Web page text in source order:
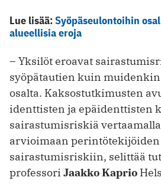
Lue lisää:Syöpäseulontoihin
alueellisia eroja
– Yksilöt eroavat
syöpätautien kuin
osalta. Kaksostutkimusten
identtisten ja epäidenttisten
sairastumisriskiä
arvioimaan perintötekijöiden
sairastumisriskiin, selittää
professori Jaakko Kaprio